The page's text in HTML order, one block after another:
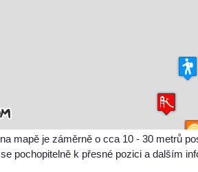
na mapě je záměrně o cca 10 - 30 metrů
se pochopitelně k přesné pozici a dalším